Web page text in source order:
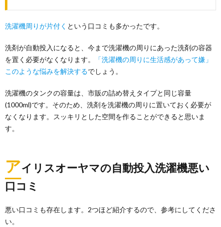
洗濯機周りが片付く という口コミも多かったです。
洗剤が自動投入になると、今まで洗濯機の周りにあった洗剤の容器
を置く必要がなくなります。
「洗濯機の周りに生活感があって嫌」
このような悩みを解決するでしょう。
洗濯機のタンクの容量は、市販の詰め替えタイプと同じ容量
(1000ml)です。そのため、洗剤を洗濯機の周りに置いておく必要が
なくなります。スッキリとした空間を作ることができると思いま
す。
アイリスオーヤマの自動投入洗濯機悪い
口コミ
悪い口コミも存在します。2つほど紹介するので、参考にしてくださ
い。